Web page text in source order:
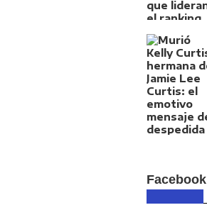
Facebook